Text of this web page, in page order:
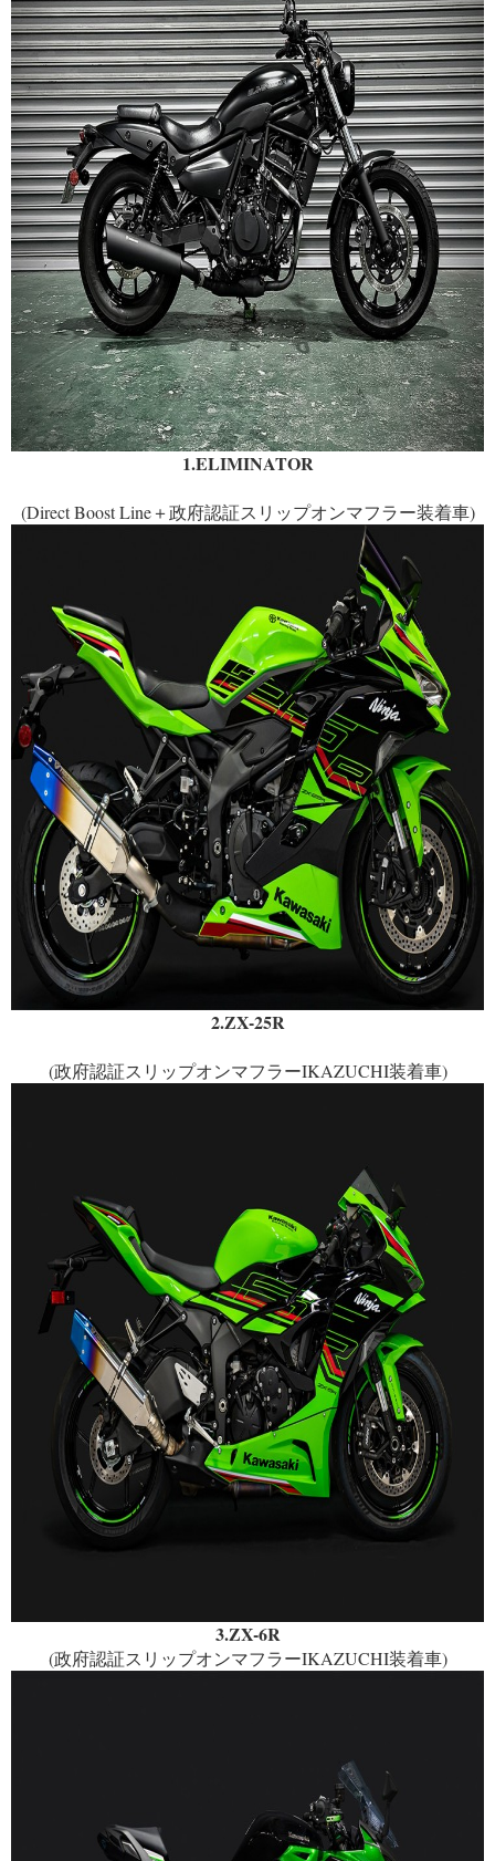
1.ELIMINATOR
(Direct Boost Line＋政府認証スリップオンマフラー装着車)
2.ZX-25R
(政府認証スリップオンマフラーIKAZUCHI装着車)
3.ZX-6R
(政府認証スリップオンマフラーIKAZUCHI装着車)